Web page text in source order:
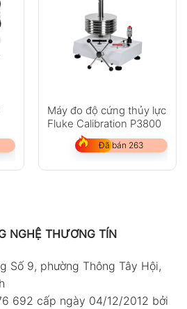
Máy đo độ cứng thủy lực
Fluke Calibration P3800
Đã bán 263
NGHỆ THƯƠNG TÍN
Số 9, phường Thông Tây Hội,
692 cấp ngày 04/12/2012 bởi